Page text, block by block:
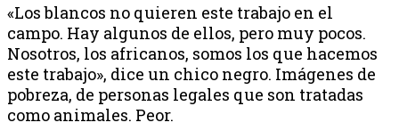
«Los blancos no quieren este trabajo en el
campo. Hay algunos de ellos, pero muy pocos.
Nosotros, los africanos, somos los que hacemos
este trabajo», dice un chico negro. Imágenes de
pobreza, de personas legales que son tratadas
como animales. Peor.